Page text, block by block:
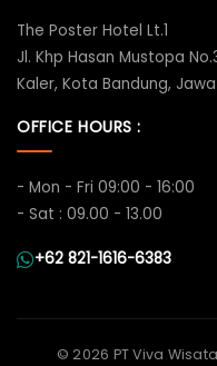
The Poster Hotel Lt.1
Jl. Khp Hasan Mustopa
Kaler, Kota Bandung,
OFFICE HOURS :
- Mon - Fri 09:00 - 16:00
- Sat : 09.00 - 13.00
+62 821-1616-6383
© 2026 PT Viva